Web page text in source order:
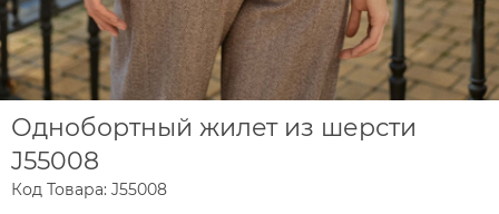
Однобортный жилет из шерсти
J55008
Код Товара: J55008